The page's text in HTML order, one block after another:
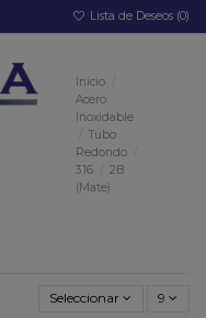
Lista de Deseos (0)
Inicio
Acero
Inoxidable
Tubo
Redondo
316
2B
(Mate)
Seleccionar 9